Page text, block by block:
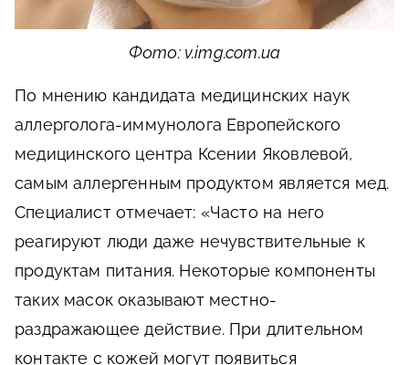
Фото: v.img.com.ua
По мнению кандидата медицинских наук
аллерголога-иммунолога Европейского
медицинского центра Ксении Яковлевой,
самым аллергенным продуктом является мед.
Специалист отмечает: «Часто на него
реагируют люди даже нечувствительные к
продуктам питания. Некоторые компоненты
таких масок оказывают местно-
раздражающее действие. При длительном
контакте с кожей могут появиться